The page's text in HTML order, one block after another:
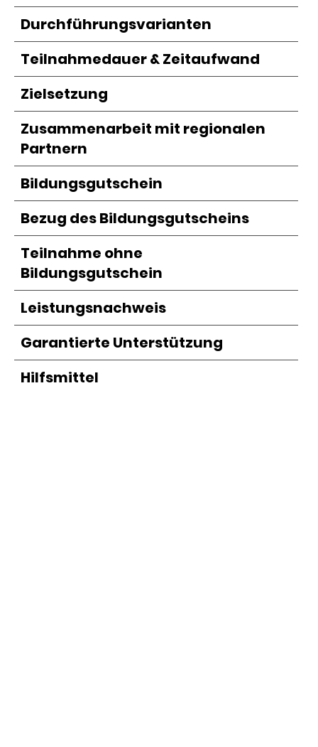
Durchführungsvarianten
Teilnahmedauer & Zeitaufwand
Zielsetzung
Zusammenarbeit mit regionalen
Partnern
Bildungsgutschein
Bezug des Bildungsgutscheins
Teilnahme ohne
Bildungsgutschein
Leistungsnachweis
Garantierte Unterstützung
Hilfsmittel